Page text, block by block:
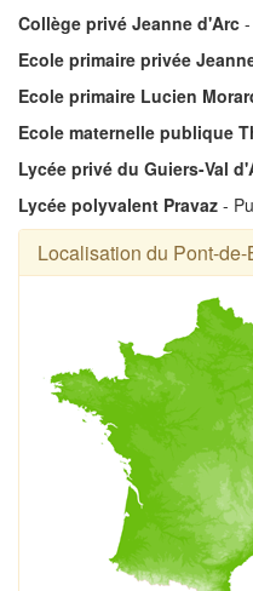
Collège privé Jeanne d'Arc
Ecole primaire privée
Ecole primaire Lucien
Ecole maternelle publique
Lycée privé du Guiers-Val
Lycée polyvalent Pravaz -
Localisation du Pont-